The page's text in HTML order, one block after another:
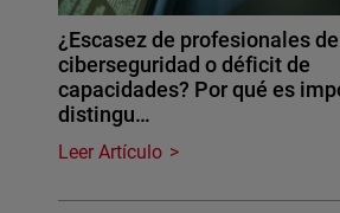
¿Escasez de profesionales de
ciberseguridad o déficit de
capacidades? Por qué es
distingu…
Leer Artículo